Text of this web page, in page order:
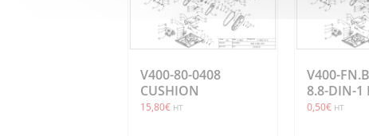
V400-80-0408
CUSHION
15,80€ HT
V400-
8.8-DIN-1
0,50€ HT